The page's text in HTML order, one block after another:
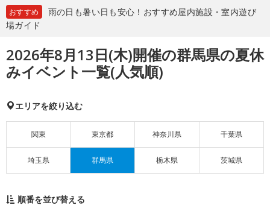
おすすめ
雨の日も暑い日も安心！おすすめ屋内施設・室内遊び
場ガイド
2026年8月13日(木)開催の群馬県の夏休
みイベント一覧(人気順)
エリアを絞り込む
関東 東京都 神奈川県 千葉県
埼玉県 群馬県 栃木県 茨城県
順番を並び替える